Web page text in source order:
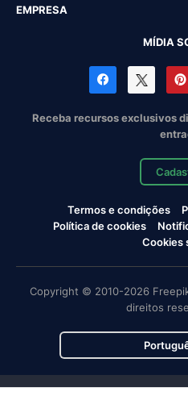
EMPRESA
MÍDIA
Receba recursos exclusivos
Termos e condições
Política de cookies
Cookies
Copyright © 2010-2026
direitos